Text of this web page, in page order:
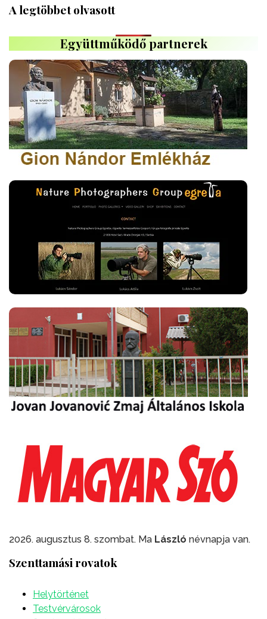
A legtöbbet olvasott
Együttműködő partnerek
2026. augusztus 8. szombat. Ma László névnapja van.
Szenttamási rovatok
Helytörténet
Testvérvárosok